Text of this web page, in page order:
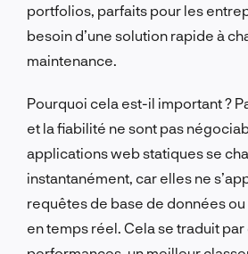
portfolios, parfaits pour les
besoin d’une solution rapide à
maintenance.
Pourquoi cela est-il important ?
et la fiabilité ne sont pas
applications web statiques se
instantanément, car elles ne
requêtes de base de données
en temps réel. Cela se traduit